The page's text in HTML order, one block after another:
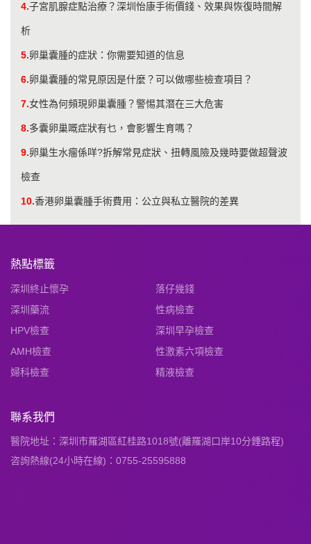
4.子宮肌腺症點治療？深圳怡康手術價錢、效果與恢復時間解
析
5.卵巢囊腫的症狀：你需要知道的信息
6.卵巢囊腫的常見原因是什麼？可以做哪些檢查項目？
7.女性為何頻現卵巢囊腫？警惕其潛在三大危害
8.多囊卵巢嘅症狀有乜，會影響生育嗎？
9.卵巢生水瘤係咩?拆解常見症狀、扭轉風險及幾時要做超聲波
檢查
10.香港卵巢囊腫手術費用：公立與私立醫院的差異
熱點標籤
深圳終止懷孕
落仔幾錢
深圳藥流
性病檢查
HPV檢查
深圳早孕檢查
AMH檢查
性激素六項檢查
婦科檢查
精液檢查
聯系我們
醫院地址：深圳市羅湖區紅桂路1018號(離羅湖口岸10分鍾路程)
咨詢熱線(24小時在線)：0755-25595888